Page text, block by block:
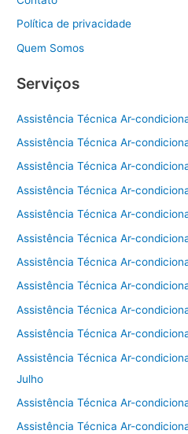
Política de privacidade
Quem Somos
Serviços
Assistência Técnica Ar-
Assistência Técnica Ar-
Assistência Técnica Ar-
Assistência Técnica Ar-
Assistência Técnica Ar-
Assistência Técnica Ar-
Assistência Técnica Ar-
Assistência Técnica Ar-
Assistência Técnica Ar-
Assistência Técnica Ar-
Assistência Técnica Ar-
Julho
Assistência Técnica Ar-
Assistência Técnica Ar-